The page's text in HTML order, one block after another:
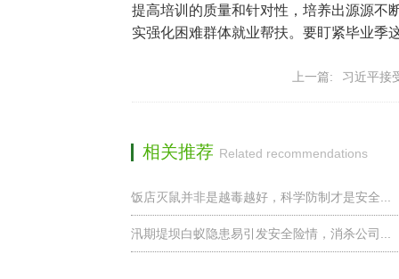
提高培训的质量和针对性，培养出源源不
实强化困难群体就业帮扶。要盯紧毕业季
上一篇: 习近平接
相关推荐 Related recommendations
饭店灭鼠并非是越毒越好，科学防制才是安全...
汛期堤坝白蚁隐患易引发安全险情，消杀公司...